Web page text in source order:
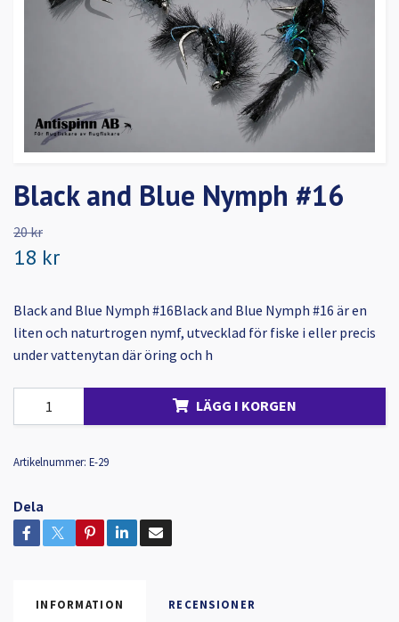
Black and Blue Nymph #16
20 kr
18 kr
Black and Blue Nymph #16Black and Blue Nymph #16 är en
liten och naturtrogen nymf, utvecklad för fiske i eller precis
under vattenytan där öring och h
LÄGG I KORGEN
Artikelnummer: E-29
Dela
INFORMATION RECENSIONER